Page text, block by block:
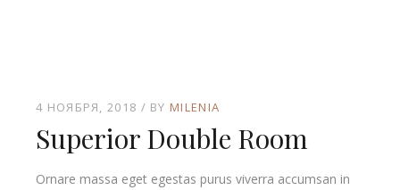
4 НОЯБРЯ, 2018 BY MILENIA
Superior Double Room
Ornare massa eget egestas purus viverra accumsan in